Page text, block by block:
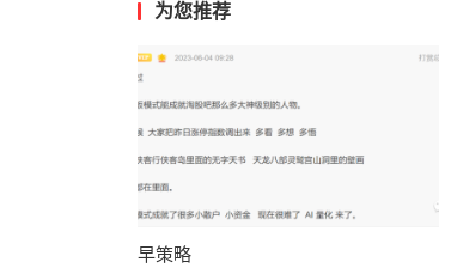
为您推荐
早策略